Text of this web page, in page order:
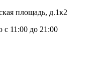
площадь, д.1к2
с 11:00 до 21:00